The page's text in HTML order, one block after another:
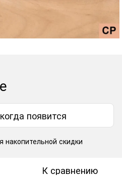
появится
накопительной скидки
К сравнению